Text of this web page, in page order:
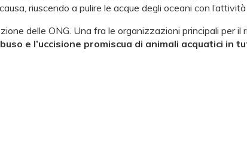
riuscendo a pulire le acque degli oceani con
delle ONG. Una fra le organizzazioni principali per il
e l’uccisione promiscua di animali acquatici in